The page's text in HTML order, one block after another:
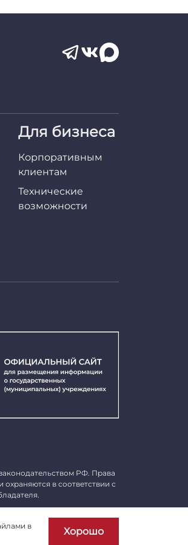
Для бизнеса
Корпоративным
клиентам
Технические
возможности
РФ. Права
в соответствии с
соглашение
в
Хорошо